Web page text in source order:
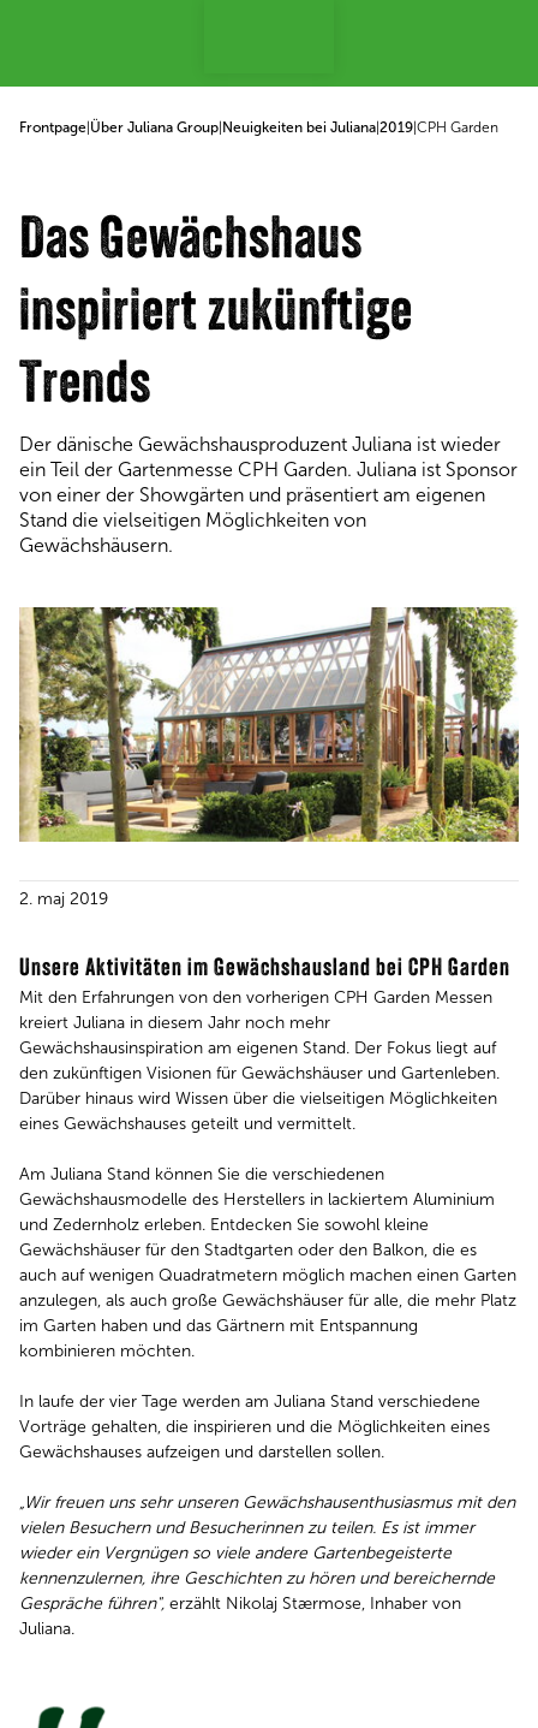
Frontpage Über Juliana Group Neuigkeiten bei Juliana 2019 CPH Garden
Das Gewächshaus
inspiriert zukünftige
Trends
Der dänische Gewächshausproduzent Juliana ist wieder
ein Teil der Gartenmesse CPH Garden. Juliana ist Sponsor
von einer der Showgärten und präsentiert am eigenen
Stand die vielseitigen Möglichkeiten von
Gewächshäusern.
2. maj 2019
Unsere Aktivitäten im Gewächshausland bei CPH Garden
Mit den Erfahrungen von den vorherigen CPH Garden Messen
kreiert Juliana in diesem Jahr noch mehr
Gewächshausinspiration am eigenen Stand. Der Fokus liegt auf
den zukünftigen Visionen für Gewächshäuser und Gartenleben.
Darüber hinaus wird Wissen über die vielseitigen Möglichkeiten
eines Gewächshauses geteilt und vermittelt.
Am Juliana Stand können Sie die verschiedenen
Gewächshausmodelle des Herstellers in lackiertem Aluminium
und Zedernholz erleben. Entdecken Sie sowohl kleine
Gewächshäuser für den Stadtgarten oder den Balkon, die es
auch auf wenigen Quadratmetern möglich machen einen Garten
anzulegen, als auch große Gewächshäuser für alle, die mehr Platz
im Garten haben und das Gärtnern mit Entspannung
kombinieren möchten.
In laufe der vier Tage werden am Juliana Stand verschiedene
Vorträge gehalten, die inspirieren und die Möglichkeiten eines
Gewächshauses aufzeigen und darstellen sollen.
„Wir freuen uns sehr unseren Gewächshausenthusiasmus mit den
vielen Besuchern und Besucherinnen zu teilen. Es ist immer
wieder ein Vergnügen so viele andere Gartenbegeisterte
kennenzulernen, ihre Geschichten zu hören und bereichernde
Gespräche führen", erzählt Nikolaj Stærmose, Inhaber von
Juliana.